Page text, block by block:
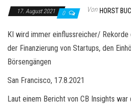
17. August 2021 0 Von HORST
KI wird immer einflussreicher/ Rekorde
der Finanzierung von Startups, den
Börsengängen
San Francisco, 17.8.2021
Laut einem Bericht von CB Insights war